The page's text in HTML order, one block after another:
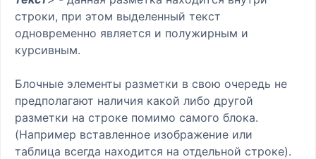
строки, при этом выделенный текст
одновременно является и полужирным и
курсивным.
Блочные элементы разметки в свою очередь не
предполагают наличия какой либо другой
разметки на строке помимо самого блока.
(Например вставленное изображение или
таблица всегда находится на отдельной строке).